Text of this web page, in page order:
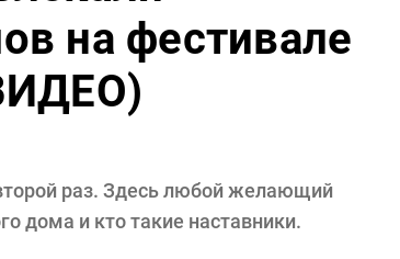
на фестивале
раз. Здесь любой желающий
дома и кто такие наставники.